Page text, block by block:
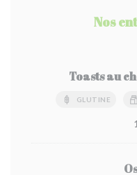
Nos
Toasts au
GLUTINE